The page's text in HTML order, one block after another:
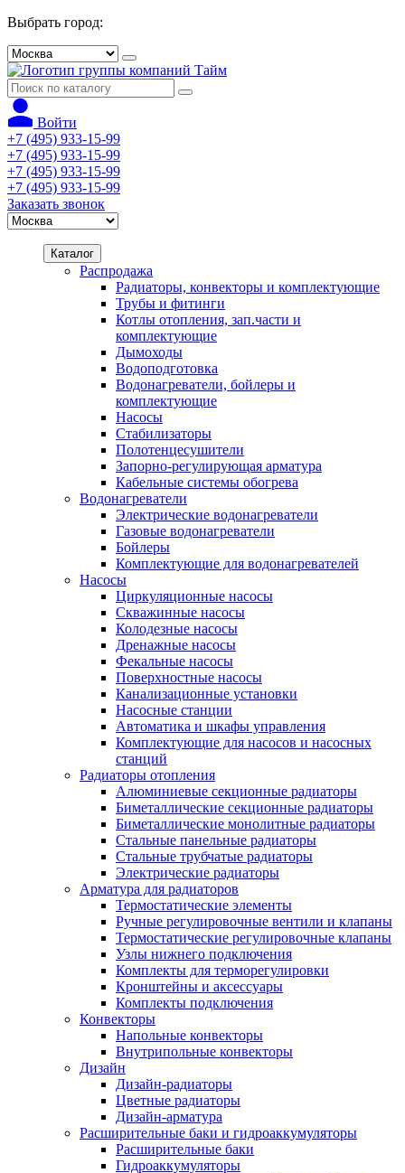
Выбрать город:
Войти
+7 (495) 933-15-99
+7 (495) 933-15-99
+7 (495) 933-15-99
+7 (495) 933-15-99
Заказать звонок
Каталог
Распродажа
Радиаторы, конвекторы и комплектующие
Трубы и фитинги
Котлы отопления, зап.части и
комплектующие
Дымоходы
Водоподготовка
Водонагреватели, бойлеры и
комплектующие
Насосы
Стабилизаторы
Полотенцесушители
Запорно-регулирующая арматура
Кабельные системы обогрева
Водонагреватели
Электрические водонагреватели
Газовые водонагреватели
Бойлеры
Комплектующие для водонагревателей
Насосы
Циркуляционные насосы
Скважинные насосы
Колодезные насосы
Дренажные насосы
Фекальные насосы
Поверхностные насосы
Канализационные установки
Насосные станции
Автоматика и шкафы управления
Комплектующие для насосов и насосных
станций
Радиаторы отопления
Алюминиевые секционные радиаторы
Биметаллические секционные радиаторы
Биметаллические монолитные радиаторы
Стальные панельные радиаторы
Стальные трубчатые радиаторы
Электрические радиаторы
Арматура для радиаторов
Термостатические элементы
Ручные регулировочные вентили и клапаны
Термостатические регулировочные клапаны
Узлы нижнего подключения
Комплекты для терморегулировки
Кронштейны и аксессуары
Комплекты подключения
Конвекторы
Напольные конвекторы
Внутрипольные конвекторы
Дизайн
Дизайн-радиаторы
Цветные радиаторы
Дизайн-арматура
Расширительные баки и гидроаккумуляторы
Расширительные баки
Гидроаккумуляторы